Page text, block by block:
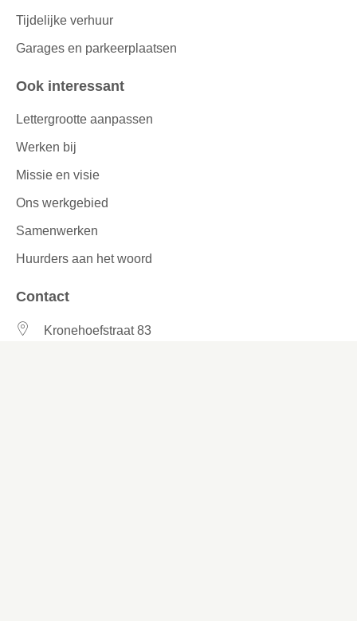
Tijdelijke verhuur
Garages en parkeerplaatsen
Ook interessant
Lettergrootte aanpassen
Werken bij
Missie en visie
Ons werkgebied
Samenwerken
Huurders aan het woord
Contact
Kronehoefstraat 83